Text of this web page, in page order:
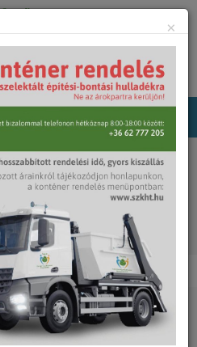
fenntartás
edények, padok
×